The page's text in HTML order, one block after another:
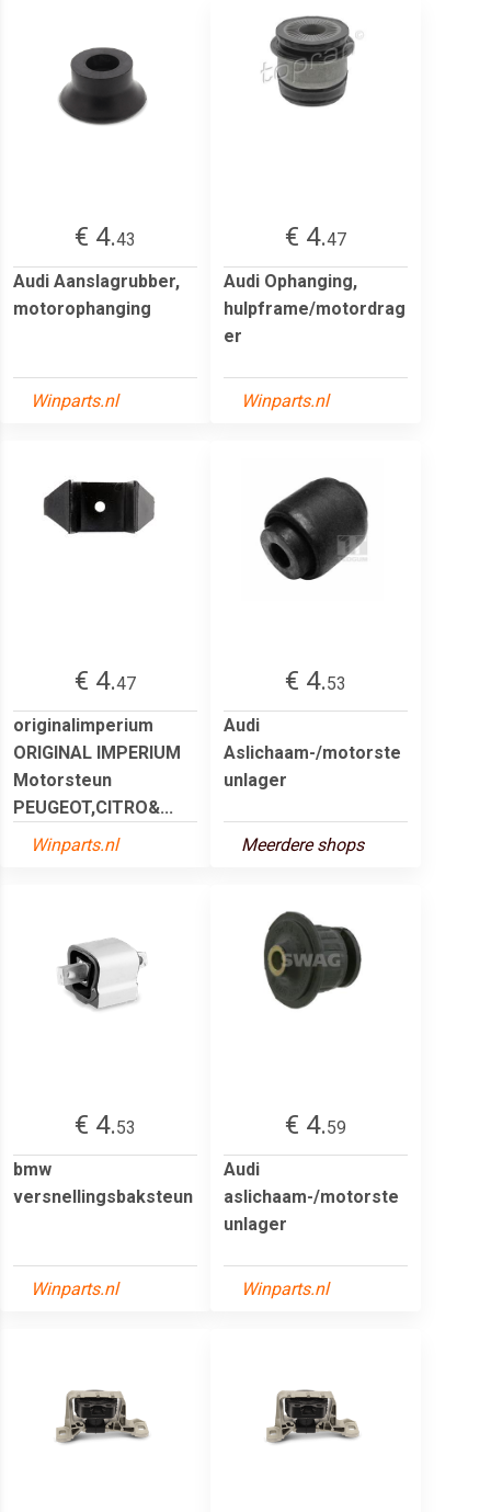
€ 4.43
Audi Aanslagrubber,
motorophanging
Winparts.nl
€ 4.47
Audi Ophanging,
hulpframe/motordrag
er
Winparts.nl
€ 4.47
originalimperium
ORIGINAL IMPERIUM
Motorsteun
PEUGEOT,CITRO&...
Winparts.nl
€ 4.53
Audi
Aslichaam-/motorste
unlager
Meerdere shops
€ 4.53
bmw
versnellingsbaksteun
Winparts.nl
€ 4.59
Audi
aslichaam-/motorste
unlager
Winparts.nl